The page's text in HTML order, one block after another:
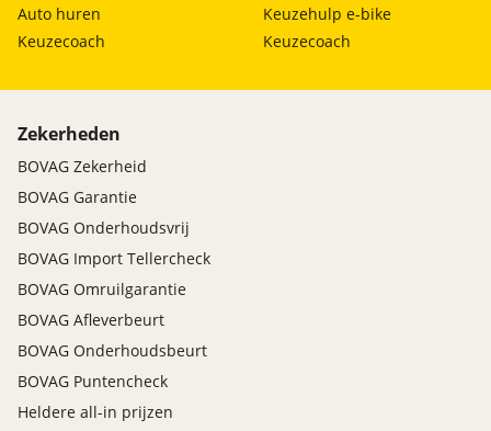
Auto huren
Keuzecoach
Keuzehulp e-bike
Keuzecoach
Zekerheden
BOVAG Zekerheid
BOVAG Garantie
BOVAG Onderhoudsvrij
BOVAG Import Tellercheck
BOVAG Omruilgarantie
BOVAG Afleverbeurt
BOVAG Onderhoudsbeurt
BOVAG Puntencheck
Heldere all-in prijzen